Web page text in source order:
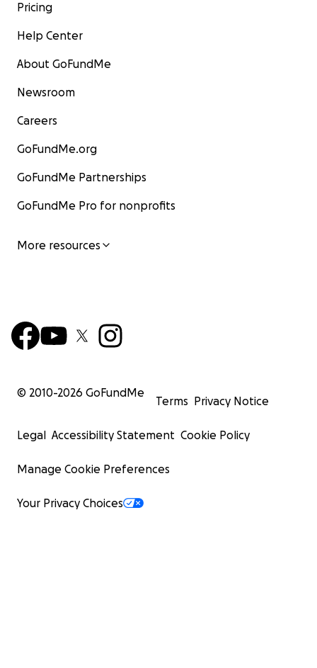
Pricing
Help Center
About GoFundMe
Newsroom
Careers
GoFundMe.org
GoFundMe Partnerships
GoFundMe Pro for nonprofits
More resources
© 2010-2026 GoFundMe
Terms Privacy Notice
Legal Accessibility Statement Cookie Policy
Manage Cookie Preferences
Your Privacy Choices